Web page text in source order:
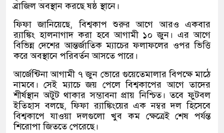
ব্রাজিল অবস্থান করছে ষষ্ঠ স্থানে।
ফিফা জানিয়েছে, বিশ্বকাপ শুরুর আগে আরও একবার
র‍্যাঙ্কিং হালনাগাদ করা হবে আগামী ১০ জুন। এর আগে
বিভিন্ন দেশের আন্তর্জাতিক ম্যাচের ফলাফলের ওপর ভিত্তি
করে অবস্থানে পরিবর্তন আসতে পারে।
আর্জেন্টিনা আগামী ৭ জুন ভোরে গুয়েতেমালার বিপক্ষে মাঠে
নামবে। সেই ম্যাচে জয় পেলে বিশ্বকাপের আগে তাদের
শীর্ষস্থান অটুট থাকার সম্ভাবনা প্রায় নিশ্চিত। তবে ফুটবল
ইতিহাস বলছে, ফিফা র‍্যাঙ্কিংয়ের এক নম্বর দল হিসেবে
বিশ্বকাপে যাওয়া দলগুলো খুব কম ক্ষেত্রেই শেষ পর্যন্ত
শিরোপা জিততে পেরেছে।